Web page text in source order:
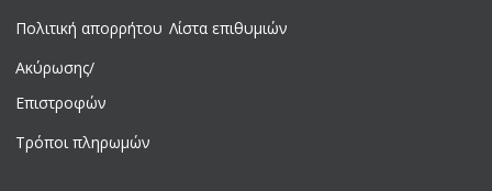
Πολιτική απορρήτου
Ακύρωσης/
Επιστροφών
Τρόποι πληρωμών
Λίστα επιθυμιών